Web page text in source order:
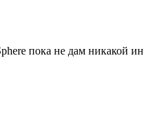
пока не дам никакой